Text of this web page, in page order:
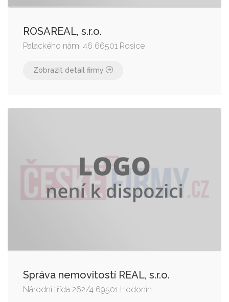
ROSAREAL, s.r.o.
Palackého nám. 46 66501 Rosice
Zobrazit detail firmy
Správa nemovitostí REAL, s.r.o.
Národní třída 262/4 69501 Hodonín